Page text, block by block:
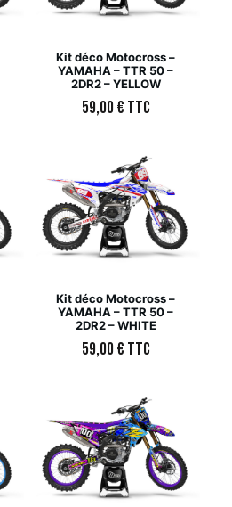
Kit déco Motocross –
YAMAHA – TTR 50 –
2DR2 – YELLOW
59,00€ TTC
Kit déco Motocross –
YAMAHA – TTR 50 –
2DR2 – WHITE
59,00€ TTC